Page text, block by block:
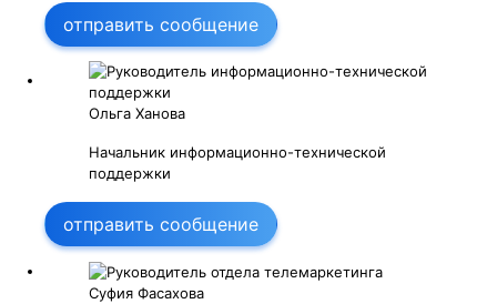
отправить сообщение
Ольга Ханова
Начальник информационно-технической
поддержки
отправить сообщение
Суфия Фасахова